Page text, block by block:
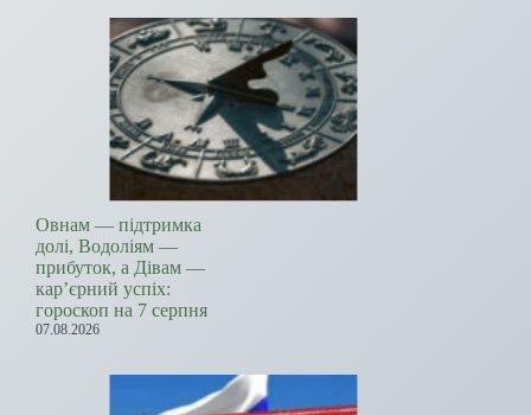
Овнам — підтримка
долі, Водоліям —
прибуток, а Дівам —
кар’єрний успіх:
гороскоп на 7 серпня
07.08.2026